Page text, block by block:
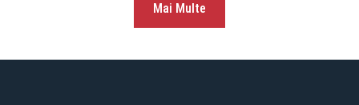
Mai Multe